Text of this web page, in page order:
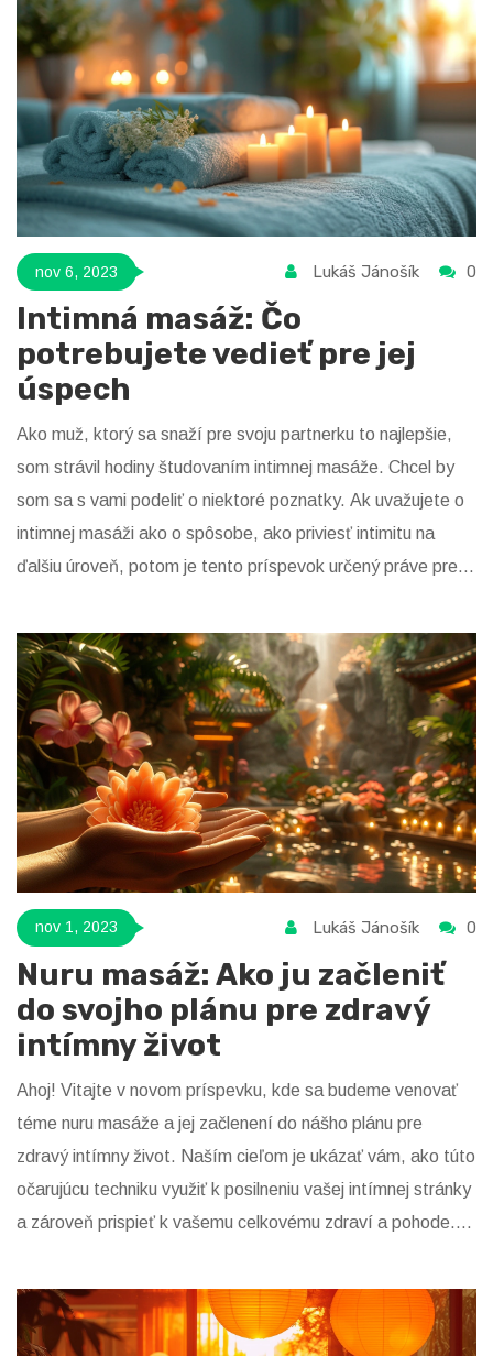
vyrovnať. Verím, že toto bude užitočné aj pre vás, ktorí s
tým bojujete rovnako ako ja.
nov 6, 2023 Lukáš Jánošík 0
Intimná masáž: Čo
potrebujete vedieť pre jej
úspech
Ako muž, ktorý sa snaží pre svoju partnerku to najlepšie,
som strávil hodiny študovaním intimnej masáže. Chcel by
som sa s vami podeliť o niektoré poznatky. Ak uvažujete o
intimnej masáži ako o spôsobe, ako priviesť intimitu na
ďalšiu úroveň, potom je tento príspevok určený práve pre
pripraviť a ako spraviť takúto masáž úspešnou. Lebo v
konečnom dôsledku ide o to, aby bola masáž príjemná pre
oboch partnerov.
nov 1, 2023 Lukáš Jánošík 0
Nuru masáž: Ako ju začleniť
do svojho plánu pre zdravý
intímny život
Ahoj! Vitajte v novom príspevku, kde sa budeme venovať
téme nuru masáže a jej začlenení do nášho plánu pre
zdravý intímny život. Naším cieľom je ukázať vám, ako túto
očarujúcu techniku využiť k posilneniu vašej intímnej stránky
a zároveň prispieť k vašemu celkovému zdraví a pohode.
vám niektoré základné techniky, ktoré môžete vyskúšať.
Pripravte sa na cestu plnú pôžitku a objavenia nových vecí,